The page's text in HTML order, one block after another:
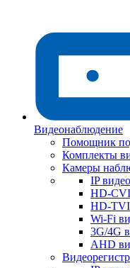
Видеонаблюдение
Помощник
Комплекты
Камеры
IP
HD-
HD-TVI
Wi-Fi
3G/4G
AHD